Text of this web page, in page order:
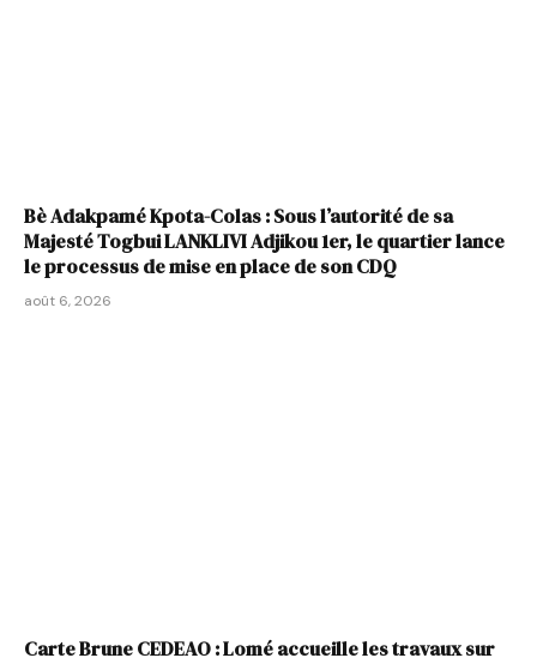
Bè Adakpamé Kpota-Colas : Sous l’autorité de sa
Majesté Togbui LANKLIVI Adjikou 1er, le quartier lance
le processus de mise en place de son CDQ
août 6, 2026
Carte Brune CEDEAO : Lomé accueille les travaux sur